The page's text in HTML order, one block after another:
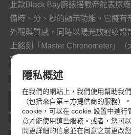
此款Black Bay腕錶搭載帝舵表原
備時、分、秒的顯示功能。它擁有
外觀與質感，同時以陽光放射紋設
上銘刻「Master Chronometer」（
字樣，突顯其優越性能。一體成型
有獨特激光放射刻紋與噴砂細節。
及噴砂飾面互相交錯，點綴激光飾
慣性微調平衡擺輪兩側以堅固的橫
準，同時配備非磁性矽游絲。腕錶
隱私概述
在我們的網站上，我們使用幫助我
（包括來自第三方提供商的服務）
cookie，可以在 cookie 設置中進行
意才能使用這些服務。或者，您可
問更詳細的信息並在同意之前更改